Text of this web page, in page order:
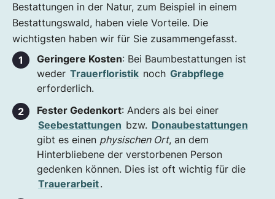
Bestattungen in der Natur, zum Beispiel in einem
Bestattungswald, haben viele Vorteile. Die
wichtigsten haben wir für Sie zusammengefasst.
Geringere Kosten: Bei Baumbestattungen ist
weder Trauerfloristik noch Grabpflege
erforderlich.
Fester Gedenkort: Anders als bei einer
Seebestattungen bzw. Donaubestattungen
gibt es einen physischen Ort, an dem
Hinterbliebene der verstorbenen Person
gedenken können. Dies ist oft wichtig für die
Trauerarbeit.